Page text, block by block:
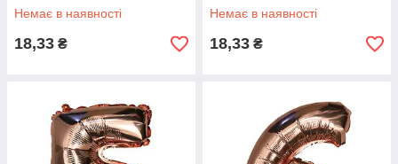
Немає в наявності
18,33 ₴
Немає в наявності
18,33 ₴